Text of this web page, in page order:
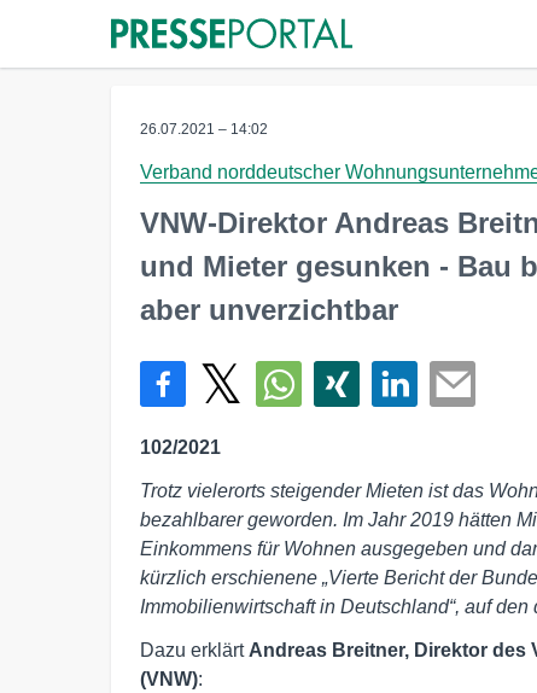
26.07.2021 – 14:02
Verband norddeutscher
VNW-Direktor Andreas
und Mieter gesunken - Bau
aber unverzichtbar
102/2021
Trotz vielerorts steigender Mieten ist das
bezahlbarer geworden. Im Jahr 2019 hätten
Einkommens für Wohnen ausgegeben und
kürzlich erschienene „Vierte Bericht der
Immobilienwirtschaft in Deutschland“, auf
Dazu erklärt Andreas Breitner, Direktor
(VNW):